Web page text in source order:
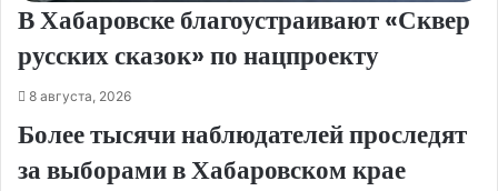
В Хабаровске благоустраивают «Сквер
русских сказок» по нацпроекту
8 августа, 2026
Более тысячи наблюдателей проследят
за выборами в Хабаровском крае